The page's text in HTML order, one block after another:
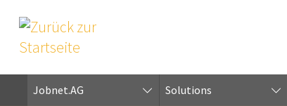
Jobnet.AG Solutions